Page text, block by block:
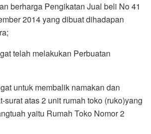
berharga Pengikatan Jual beli No 41
2014 yang dibuat dihadapan
telah melakukan Perbuatan
untuk membalik namakan dan
surat atas 2 unit rumah toko (ruko)yang
yaitu Rumah Toko Nomor 2